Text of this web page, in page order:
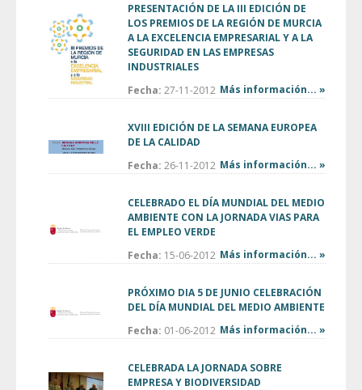
PRESENTACIÓN DE LA III EDICIÓN DE
LOS PREMIOS DE LA REGIÓN DE MURCIA
A LA EXCELENCIA EMPRESARIAL Y A LA
SEGURIDAD EN LAS EMPRESAS
INDUSTRIALES
Fecha: 27-11-2012 Más información... »
XVIII EDICIÓN DE LA SEMANA EUROPEA
DE LA CALIDAD
Fecha: 26-11-2012 Más información... »
CELEBRADO EL DÍA MUNDIAL DEL MEDIO
AMBIENTE CON LA JORNADA VIAS PARA
EL EMPLEO VERDE
Fecha: 15-06-2012 Más información... »
PRÓXIMO DIA 5 DE JUNIO CELEBRACIÓN
DEL DÍA MUNDIAL DEL MEDIO AMBIENTE
Fecha: 01-06-2012 Más información... »
CELEBRADA LA JORNADA SOBRE
EMPRESA Y BIODIVERSIDAD